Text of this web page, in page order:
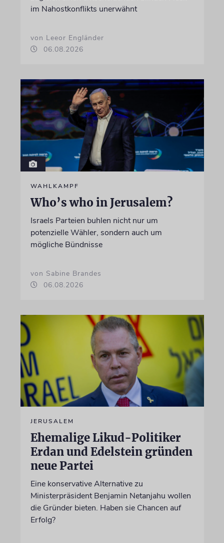
im Nahostkonflikts unerwähnt
von Leeor Engländer
06.08.2026
WAHLKAMPF
Who’s who in Jerusalem?
Israels Parteien buhlen nicht nur um
potenzielle Wähler, sondern auch um
mögliche Bündnisse
von Sabine Brandes
06.08.2026
JERUSALEM
Ehemalige Likud-Politiker
Erdan und Edelstein gründen
neue Partei
Eine konservative Alternative zu
Ministerpräsident Benjamin Netanjahu wollen
die Gründer bieten. Haben sie Chancen auf
Erfolg?